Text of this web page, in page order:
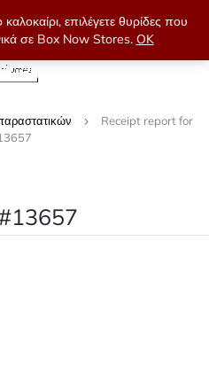
επιλέγετε θυρίδες που
σε Box Now Stores. OK
Receipt report for